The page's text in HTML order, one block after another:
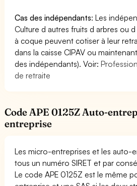
Cas des indépendants: Les
Culture d autres fruits d arbres ou
à coque peuvent cotiser à leur
dans la caisse CIPAV ou
des indépendants). Voir:
de retraite
Code APE 0125Z Auto-
entreprise
Les micro-entreprises et les auto-
tous un numéro SIRET et par
Le code APE 0125Z est le même